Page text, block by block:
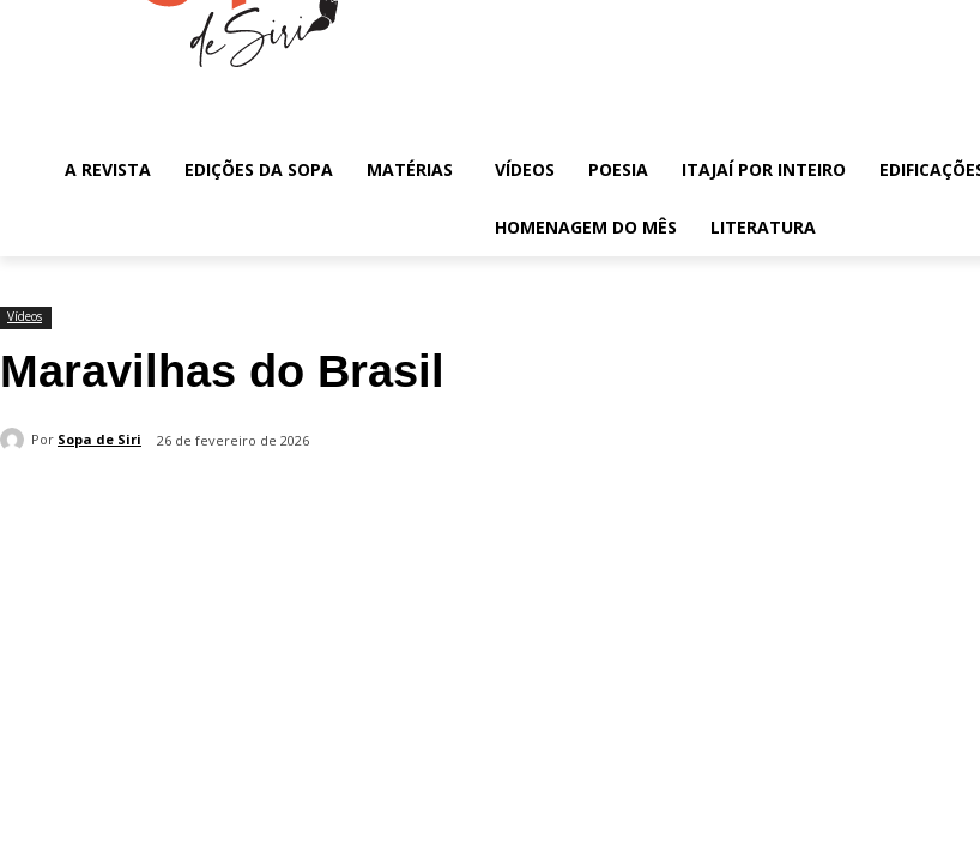
A REVISTA EDIÇÕES DA SOPA MATÉRIAS VÍDEOS POESIA ITAJAÍ POR INTEIRO
HOMENAGEM DO MÊS LITERATURA
Vídeos
Maravilhas do Brasil
Por Sopa de Siri 26 de fevereiro de 2026